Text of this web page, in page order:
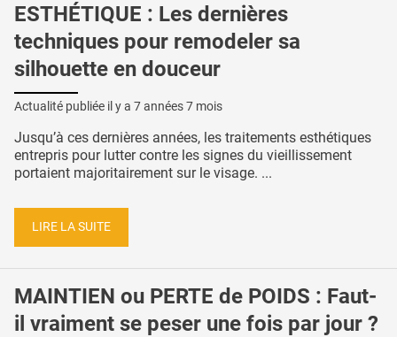
ESTHÉTIQUE : Les dernières
techniques pour remodeler sa
silhouette en douceur
Actualité publiée il y a 7 années 7 mois
Jusqu’à ces dernières années, les traitements esthétiques
entrepris pour lutter contre les signes du vieillissement
portaient majoritairement sur le visage. ...
LIRE LA SUITE
MAINTIEN ou PERTE de POIDS : Faut-
il vraiment se peser une fois par jour ?